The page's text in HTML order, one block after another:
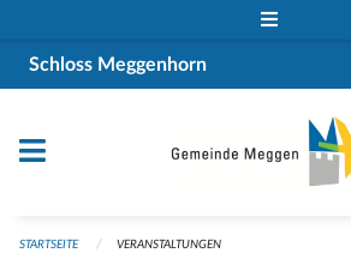
Schloss Meggenhorn
STARTSEITE VERANSTALTUNGEN